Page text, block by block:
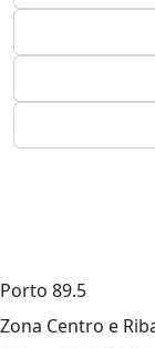
Porto 89.5
Zona Centro e